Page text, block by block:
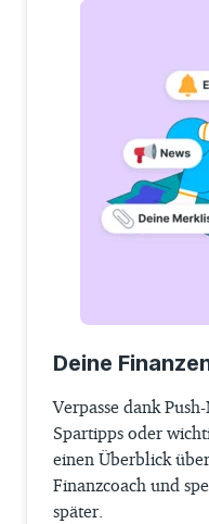
Deine
Verpasse dank
Spartipps oder
einen Überblick
Finanzcoach und
später.